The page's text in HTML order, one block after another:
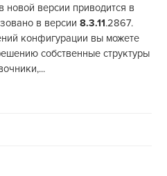
версии приводится в
в версии8.3.11.2867.
конфигурации вы можете
собственные структуры